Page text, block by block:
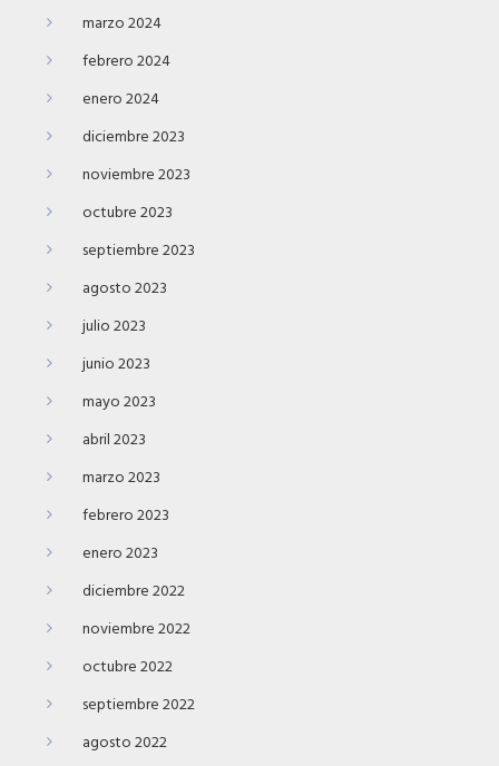
marzo 2024
febrero 2024
enero 2024
diciembre 2023
noviembre 2023
octubre 2023
septiembre 2023
agosto 2023
julio 2023
junio 2023
mayo 2023
abril 2023
marzo 2023
febrero 2023
enero 2023
diciembre 2022
noviembre 2022
octubre 2022
septiembre 2022
agosto 2022